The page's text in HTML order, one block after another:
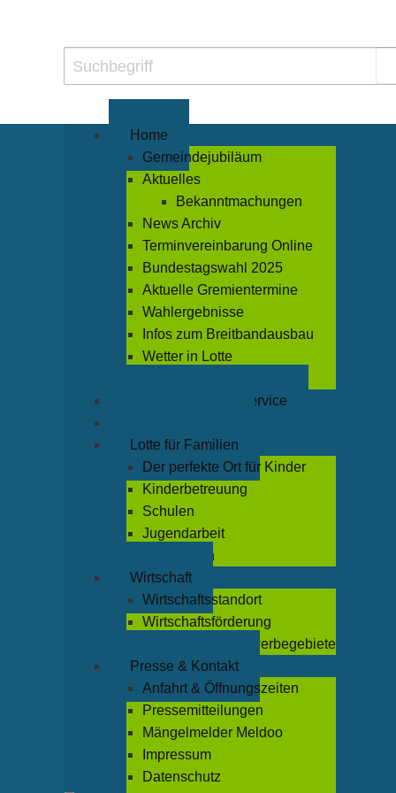
Home
Gemeindejubiläum
Aktuelles
Bekanntmachungen
News Archiv
Terminvereinbarung Online
Bundestagswahl 2025
Aktuelle Gremientermine
Wahlergebnisse
Infos zum Breitbandausbau
Wetter in Lotte
Rathaus & Bürgerservice
Lotte für Familien
Der perfekte Ort für Kinder
Kinderbetreuung
Schulen
Jugendarbeit
Büchereien
Wirtschaft
Wirtschaftsstandort
Wirtschaftsförderung
Industrie- und Gewerbegebiete
Presse & Kontakt
Anfahrt & Öffnungszeiten
Pressemitteilungen
Mängelmelder Meldoo
Impressum
Datenschutz